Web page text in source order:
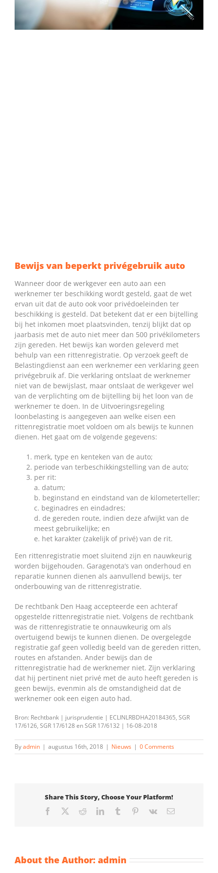
Bewijs van beperkt privégebruik auto
Wanneer door de werkgever een auto aan een
werknemer ter beschikking wordt gesteld, gaat de wet
ervan uit dat de auto ook voor privédoeleinden ter
beschikking is gesteld. Dat betekent dat er een bijtelling
bij het inkomen moet plaatsvinden, tenzij blijkt dat op
jaarbasis met de auto niet meer dan 500 privékilometers
zijn gereden. Het bewijs kan worden geleverd met
behulp van een rittenregistratie. Op verzoek geeft de
Belastingdienst aan een werknemer een verklaring geen
privégebruik af. Die verklaring ontslaat de werknemer
niet van de bewijslast, maar ontslaat de werkgever wel
van de verplichting om de bijtelling bij het loon van de
werknemer te doen. In de Uitvoeringsregeling
loonbelasting is aangegeven aan welke eisen een
rittenregistratie moet voldoen om als bewijs te kunnen
dienen. Het gaat om de volgende gegevens:
merk, type en kenteken van de auto;
periode van terbeschikkingstelling van de auto;
per rit:
a. datum;
b. beginstand en eindstand van de kilometerteller;
c. beginadres en eindadres;
d. de gereden route, indien deze afwijkt van de
meest gebruikelijke; en
e. het karakter (zakelijk of privé) van de rit.
Een rittenregistratie moet sluitend zijn en nauwkeurig
worden bijgehouden. Garagenota’s van onderhoud en
reparatie kunnen dienen als aanvullend bewijs, ter
onderbouwing van de rittenregistratie.
De rechtbank Den Haag accepteerde een achteraf
opgestelde rittenregistratie niet. Volgens de rechtbank
was de rittenregistratie te onnauwkeurig om als
overtuigend bewijs te kunnen dienen. De overgelegde
registratie gaf geen volledig beeld van de gereden ritten,
routes en afstanden. Ander bewijs dan de
rittenregistratie had de werknemer niet. Zijn verklaring
dat hij pertinent niet privé met de auto heeft gereden is
geen bewijs, evenmin als de omstandigheid dat de
werknemer ook een eigen auto had.
Bron: Rechtbank | jurisprudentie | ECLINLRBDHA20184365, SGR
17/6126, SGR 17/6128 en SGR 17/6132 | 16-08-2018
Byadmin | augustus 16th, 2018 | Nieuws | 0 Comments
Share This Story, Choose Your Platform!
Facebook RedditLinkedInTumblr Pinterest
Vk Email
About the Author: admin